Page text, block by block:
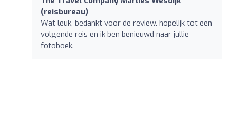
(reisbureau)
Wat leuk, bedankt voor de review. hopelijk tot een
volgende reis en ik ben benieuwd naar jullie
fotoboek.